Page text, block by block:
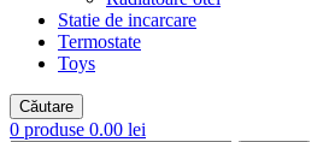
Statie de incarcare
Termostate
Toys
Căutare
0 produse 0.00 lei